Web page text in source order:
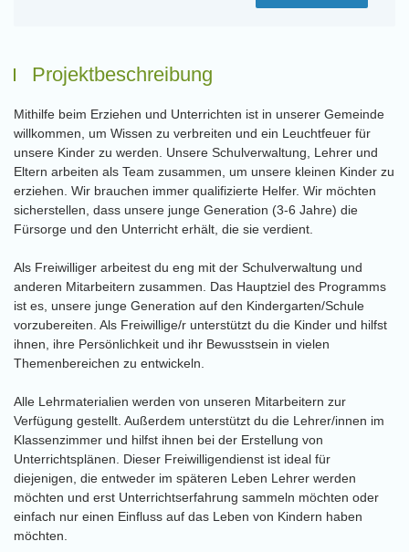
Projektbeschreibung
Mithilfe beim Erziehen und Unterrichten ist in unserer Gemeinde
willkommen, um Wissen zu verbreiten und ein Leuchtfeuer für
unsere Kinder zu werden. Unsere Schulverwaltung, Lehrer und
Eltern arbeiten als Team zusammen, um unsere kleinen Kinder zu
erziehen. Wir brauchen immer qualifizierte Helfer. Wir möchten
sicherstellen, dass unsere junge Generation (3-6 Jahre) die
Fürsorge und den Unterricht erhält, die sie verdient.
Als Freiwilliger arbeitest du eng mit der Schulverwaltung und
anderen Mitarbeitern zusammen. Das Hauptziel des Programms
ist es, unsere junge Generation auf den Kindergarten/Schule
vorzubereiten. Als Freiwillige/r unterstützt du die Kinder und hilfst
ihnen, ihre Persönlichkeit und ihr Bewusstsein in vielen
Themenbereichen zu entwickeln.
Alle Lehrmaterialien werden von unseren Mitarbeitern zur
Verfügung gestellt. Außerdem unterstützt du die Lehrer/innen im
Klassenzimmer und hilfst ihnen bei der Erstellung von
Unterrichtsplänen. Dieser Freiwilligendienst ist ideal für
diejenigen, die entweder im späteren Leben Lehrer werden
möchten und erst Unterrichtserfahrung sammeln möchten oder
einfach nur einen Einfluss auf das Leben von Kindern haben
möchten.